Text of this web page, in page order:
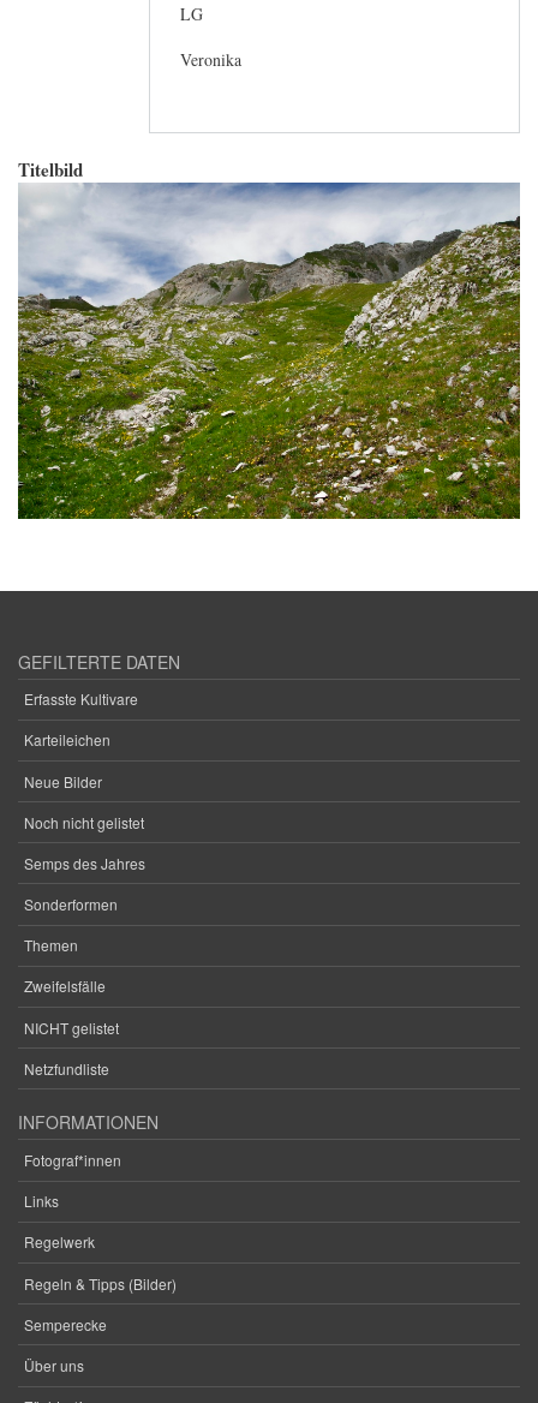
LG
Veronika
Titelbild
GEFILTERTE DATEN
Erfasste Kultivare
Karteileichen
Neue Bilder
Noch nicht gelistet
Semps des Jahres
Sonderformen
Themen
Zweifelsfälle
NICHT gelistet
Netzfundliste
INFORMATIONEN
Fotograf*innen
Links
Regelwerk
Regeln & Tipps (Bilder)
Semperecke
Über uns